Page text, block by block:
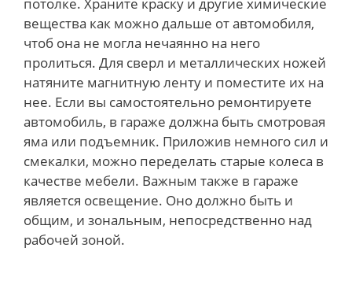
вещества как можно дальше от автомобиля,
чтоб она не могла нечаянно на него
пролиться. Для сверл и металлических ножей
натяните магнитную ленту и поместите их на
нее. Если вы самостоятельно ремонтируете
автомобиль, в гараже должна быть смотровая
яма или подъемник. Приложив немного сил и
смекалки, можно переделать старые колеса в
качестве мебели. Важным также в гараже
является освещение. Оно должно быть и
общим, и зональным, непосредственно над
рабочей зоной.